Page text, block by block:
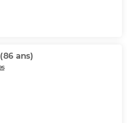
(86 ans)